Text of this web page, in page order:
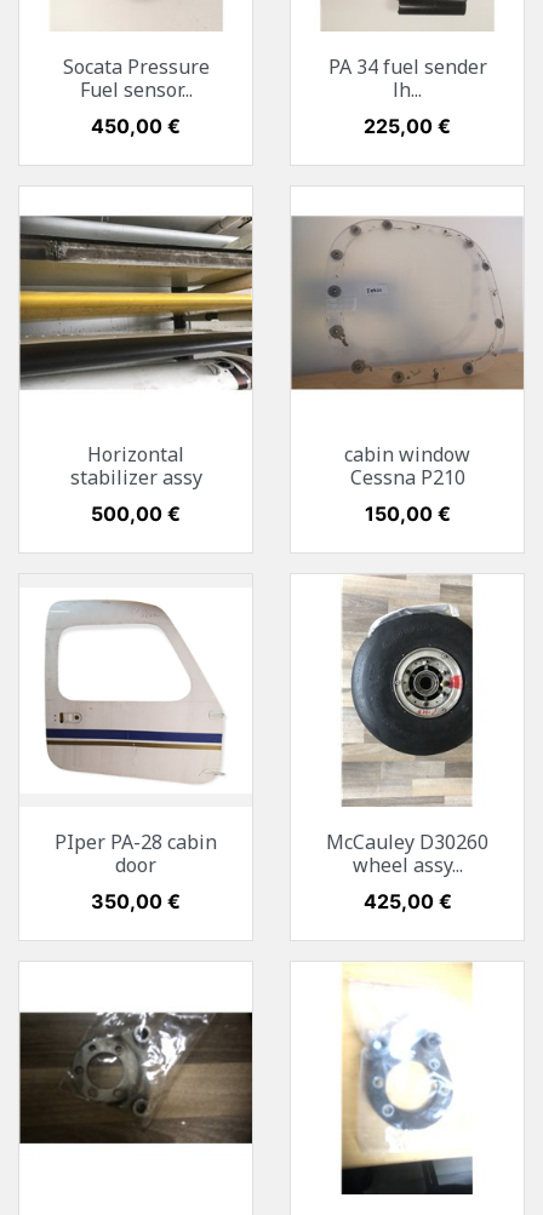
Socata Pressure
Fuel sensor...
Preis
450,00 €
PA 34 fuel sender
lh...
Preis
225,00 €
Horizontal
stabilizer assy
Preis
500,00 €
cabin window
Cessna P210
Preis
150,00 €
PIper PA-28 cabin
door
Preis
350,00 €
McCauley D30260
wheel assy...
Preis
425,00 €